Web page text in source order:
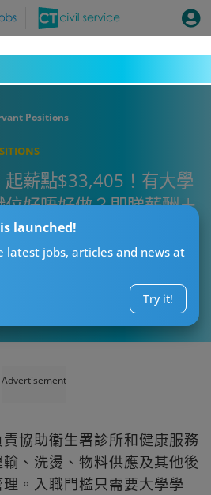
launched!
latest jobs, articles and news at
Try it!
Positions
薪點$33,405！有大學
好唔好做？即睇薪酬＋
Advertisement
協助衞生署診所和健康服務
、洗燙、物料供應及其他後
。入職門檻只需要大學學